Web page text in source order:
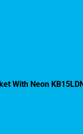
With Neon